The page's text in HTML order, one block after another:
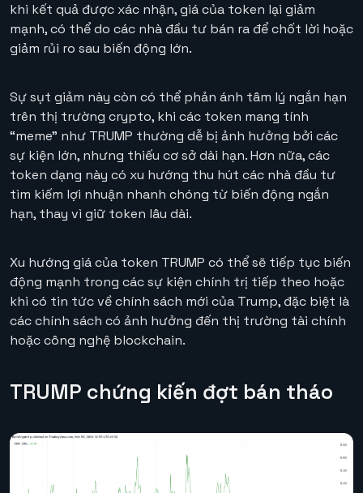
khi kết quả được xác nhận, giá của token lại giảm
mạnh, có thể do các nhà đầu tư bán ra để chốt lời hoặc
giảm rủi ro sau biến động lớn.
Sự sụt giảm này còn có thể phản ánh tâm lý ngắn hạn
trên thị trường crypto, khi các token mang tính
“meme” như TRUMP thường dễ bị ảnh hưởng bởi các
sự kiện lớn, nhưng thiếu cơ sở dài hạn. Hơn nữa, các
token dạng này có xu hướng thu hút các nhà đầu tư
tìm kiếm lợi nhuận nhanh chóng từ biến động ngắn
hạn, thay vì giữ token lâu dài.
Xu hướng giá của token TRUMP có thể sẽ tiếp tục biến
động mạnh trong các sự kiện chính trị tiếp theo hoặc
khi có tin tức về chính sách mới của Trump, đặc biệt là
các chính sách có ảnh hưởng đến thị trường tài chính
hoặc công nghệ blockchain.
TRUMP chứng kiến đợt bán tháo